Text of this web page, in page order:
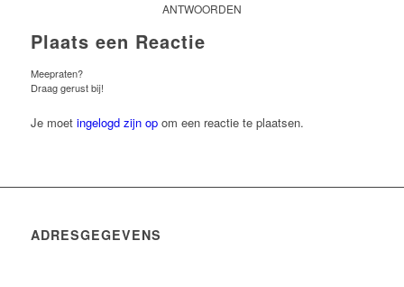
ANTWOORDEN
Plaats een Reactie
Meepraten?
Draag gerust bij!
Je moet ingelogd zijn opom een reactie te plaatsen.
ADRESGEGEVENS